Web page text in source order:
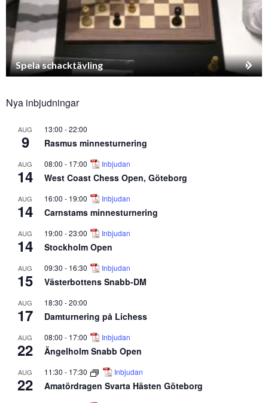
Spela schacktävling
Nya inbjudningar
AUG
9
13:00 -22:00
Rasmus minnesturnering
AUG
14
08:00 - 17:00 Inbjudan
West Coast Chess Open, Göteborg
AUG
14
16:00 - 19:00 Inbjudan
Carnstams minnesturnering
AUG
14
19:00 -23:00 Inbjudan
Stockholm Open
AUG
15
09:30 - 16:30 Inbjudan
Västerbottens Snabb-DM
AUG
17
18:30 -20:00
Damturnering på Lichess
AUG
22
08:00 - 17:00 Inbjudan
Ängelholm Snabb Open
AUG
22
11:30 - 17:30 Inbjudan
Amatördragen Svarta Hästen Göteborg